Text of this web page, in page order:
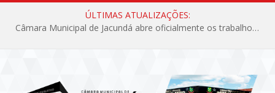
ÚLTIMAS ATUALIZAÇÕES:
Câmara Municipal de Jacundá abre oficialmente os trabalhos legislativos de 2026